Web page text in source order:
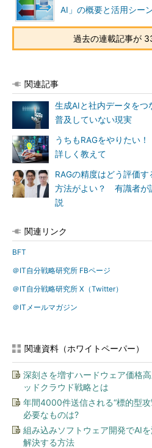
AI」の概要と活用シー
過去の連載記事が
関連記事
生成AIと社内データをつ
普及していない現実
うちもRAGをやりたい
詳しく教えて
RAGの精度はどう評価
方法がよい？ 有識者が
説
関連リンク
BFT
＠IT自分戦略研究所 FBページ
＠IT自分戦略研究所 X（Twitter）
＠ITメールマガジン
関連資料（ホワイトペーパー）
深刻さを増すハードウェア価格
ッドクラウド戦略とは
年間4000件送信される“標的型
必要なものは?
組み込みソフトウェア開発でAI
解決する方法